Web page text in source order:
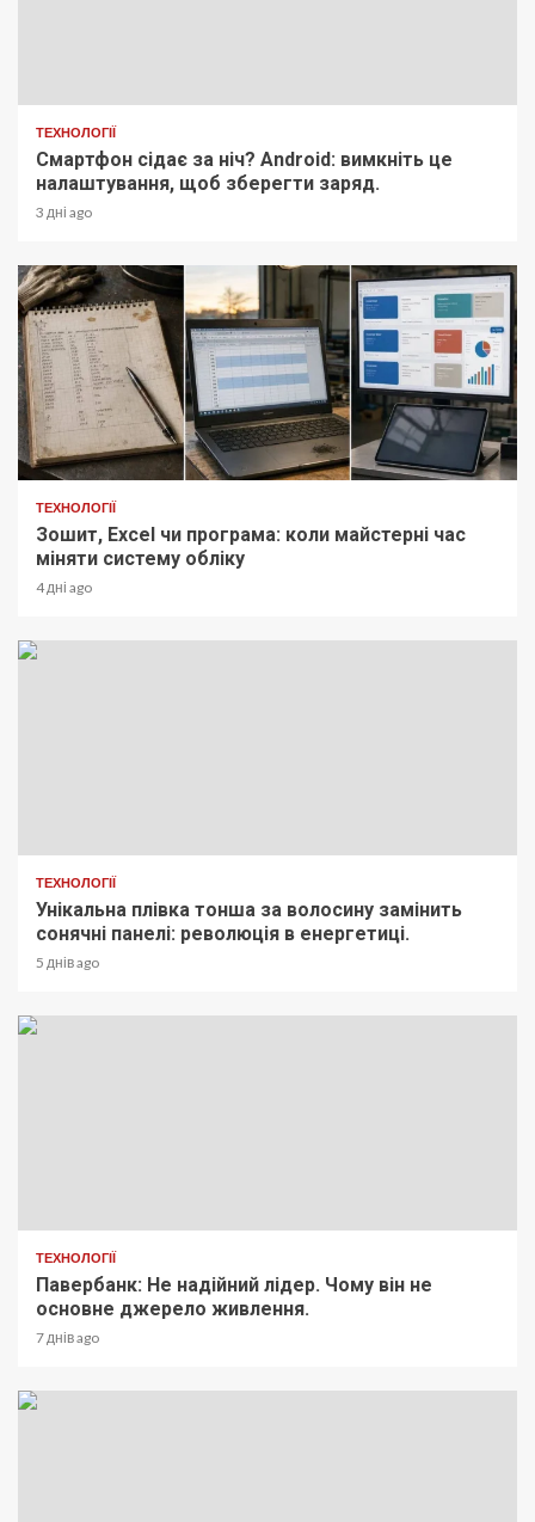
ТЕХНОЛОГІЇ
Смартфон сідає за ніч? Android: вимкніть це
налаштування, щоб зберегти заряд.
3 дні ago
ТЕХНОЛОГІЇ
Зошит, Excel чи програма: коли майстерні час
міняти систему обліку
4 дні ago
ТЕХНОЛОГІЇ
Унікальна плівка тонша за волосину замінить
сонячні панелі: революція в енергетиці.
5 днів ago
ТЕХНОЛОГІЇ
Павербанк: Не надійний лідер. Чому він не
основне джерело живлення.
7 днів ago